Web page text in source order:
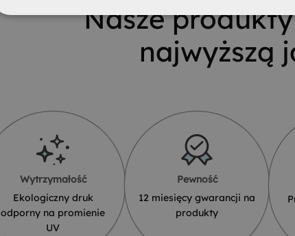
Nasze
najwyższą
Wytrzymałość
Ekologiczny druk
odporny na promienie
UV
Pewność
12 miesięcy gwarancji na
produkty